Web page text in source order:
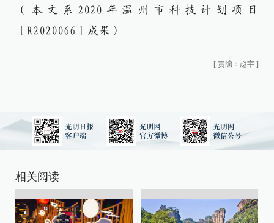
（本文系2020年温州市科技计划项目
［R2020066］成果）
[ 责编：赵宇 ]
相关阅读